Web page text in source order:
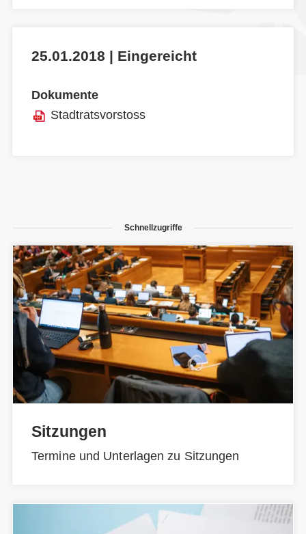
25.01.2018 | Eingereicht
Dokumente
Stadtratsvorstoss
Schnellzugriffe
Sitzungen
Termine und Unterlagen zu Sitzungen